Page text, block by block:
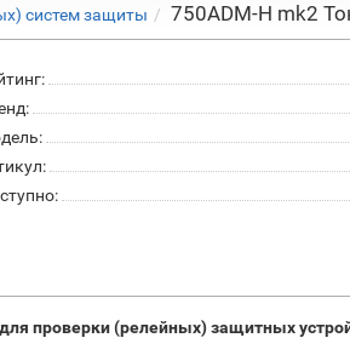
систем защиты 750ADM-H mk2
проверки (релейных) защитных